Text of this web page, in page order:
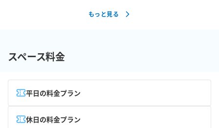
もっと見る
スペース料金
平日の料金プラン
休日の料金プラン